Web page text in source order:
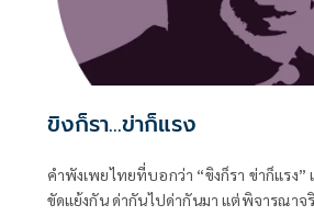
ขิงก็รา...ข่าก็แรง
คำพังเพยไทยที่บอกว่า “ขิงก็รา ข่าก็แรง”
ขัดแย้งกัน ด่ากันไปด่ากันมา แต่พิจารณาจ